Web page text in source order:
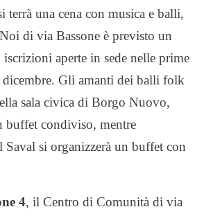
terrà una cena con musica e balli,
di via Bassone è previsto un
aperte in sede nelle prime
Gli amanti dei balli folk
sala civica di Borgo Nuovo,
buffet condiviso, mentre
si organizzerà un buffet con
4, il Centro di Comunità di via